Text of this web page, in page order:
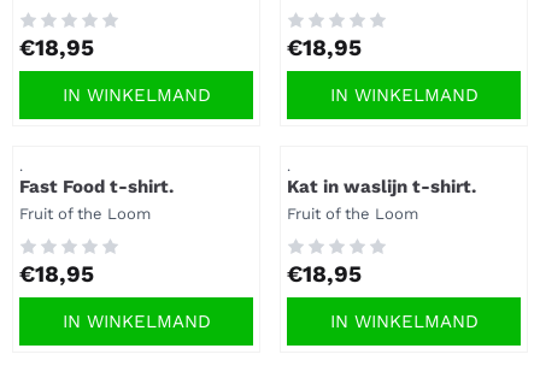
Prijs: 18,95
€18,95
IN WINKELMAND
Prijs: 18,95
€18,95
IN WINKELMAND
.
Fast Food t-shirt.
Merk:
Fruit of the Loom
Prijs: 18,95
€18,95
IN WINKELMAND
.
Kat in waslijn t-shirt.
Merk:
Fruit of the Loom
Prijs: 18,95
€18,95
IN WINKELMAND